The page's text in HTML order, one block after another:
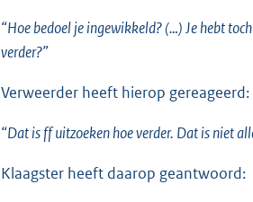
“Hoe bedoel je ingewikkeld? (…) Je hebt
verder?”
Verweerder heeft hierop gereageerd:
“Dat is ff uitzoeken hoe verder. Dat is niet
Klaagster heeft daarop geantwoord: